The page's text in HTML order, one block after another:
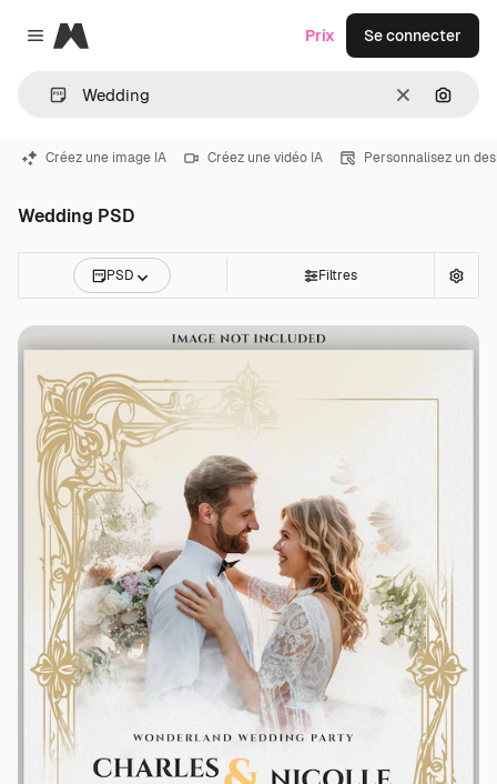
Close menu
Magnific
Effacer
Prix Se connecter
Créez une image IA Créez une vidéo IA Personnalisez un
Wedding PSD
PSD Filtres